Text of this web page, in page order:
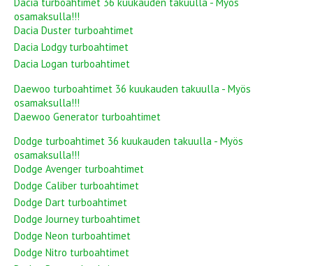
Dacia turboahtimet 36 kuukauden takuulla - Myös
osamaksulla!!!
Dacia Duster turboahtimet
Dacia Lodgy turboahtimet
Dacia Logan turboahtimet
Daewoo turboahtimet 36 kuukauden takuulla - Myös
osamaksulla!!!
Daewoo Generator turboahtimet
Dodge turboahtimet 36 kuukauden takuulla - Myös
osamaksulla!!!
Dodge Avenger turboahtimet
Dodge Caliber turboahtimet
Dodge Dart turboahtimet
Dodge Journey turboahtimet
Dodge Neon turboahtimet
Dodge Nitro turboahtimet